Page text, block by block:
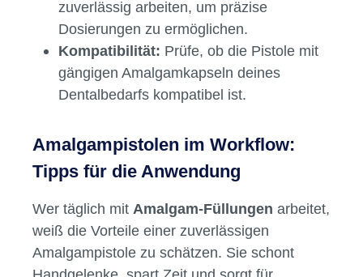
zuverlässig arbeiten, um präzise
Dosierungen zu ermöglichen.
Kompatibilität: Prüfe, ob die Pistole mit
gängigen Amalgamkapseln deines
Dentalbedarfs kompatibel ist.
Amalgampistolen im Workflow:
Tipps für die Anwendung
Wer täglich mit Amalgam-Füllungen arbeitet,
weiß die Vorteile einer zuverlässigen
Amalgampistole zu schätzen. Sie schont